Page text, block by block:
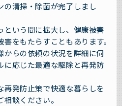
の清掃・除菌が完了しまし
という間に拡大し、健康被害
をもたらすこともあります。
からの依頼の状況を詳細に伺
に応じた最適な駆除と再発防
再発防止策で快適な暮らしを
談ください。